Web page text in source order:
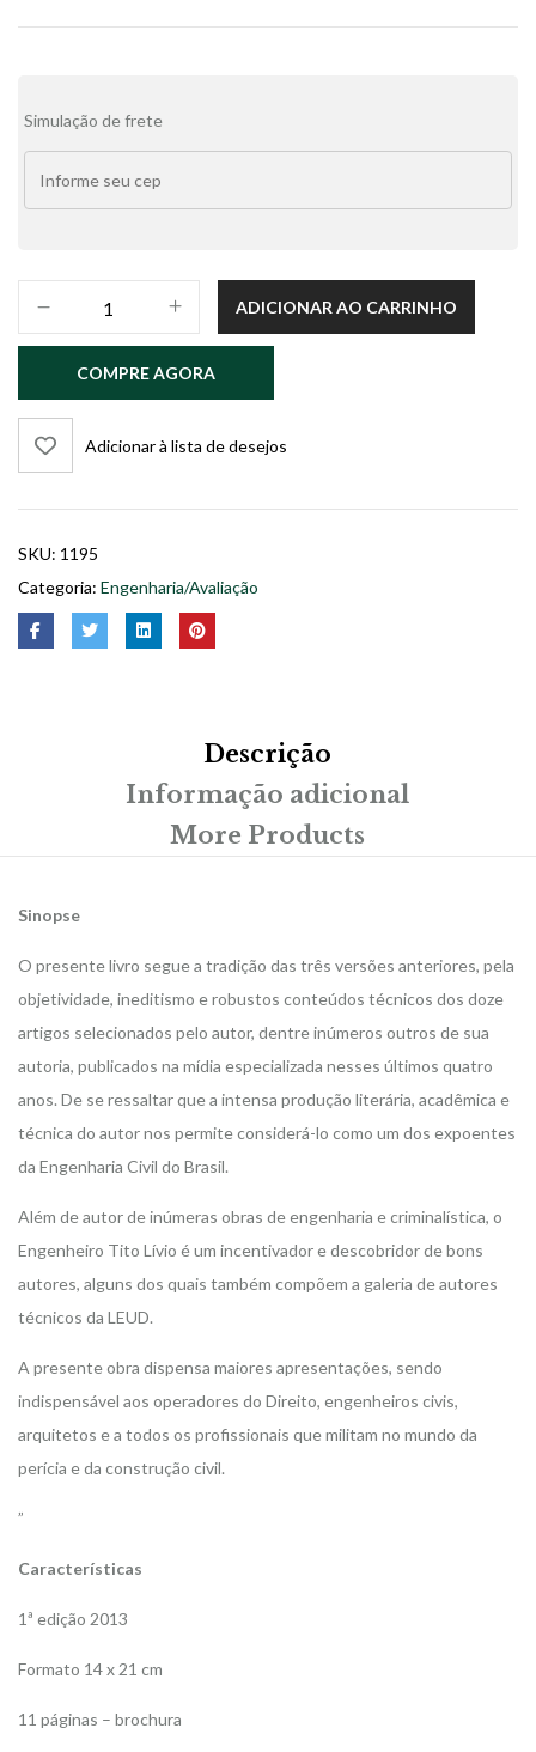
Simulação de frete
4
quantidade
ADICIONAR AO CARRINHO
COMPRE AGORA
Adicionar à lista de desejos
SKU: 1195
Categoria: Engenharia/Avaliação
Descrição
Informação adicional
More Products
Sinopse
O presente livro segue a tradição das três versões anteriores, pela
objetividade, ineditismo e robustos conteúdos técnicos dos doze
artigos selecionados pelo autor, dentre inúmeros outros de sua
autoria, publicados na mídia especializada nesses últimos quatro
anos. De se ressaltar que a intensa produção literária, acadêmica e
técnica do autor nos permite considerá-lo como um dos expoentes
da Engenharia Civil do Brasil.
Além de autor de inúmeras obras de engenharia e criminalística, o
Engenheiro Tito Lívio é um incentivador e descobridor de bons
autores, alguns dos quais também compõem a galeria de autores
técnicos da LEUD.
A presente obra dispensa maiores apresentações, sendo
indispensável aos operadores do Direito, engenheiros civis,
arquitetos e a todos os profissionais que militam no mundo da
perícia e da construção civil.
”
Características
1ª edição 2013
Formato 14 x 21 cm
11 páginas – brochura